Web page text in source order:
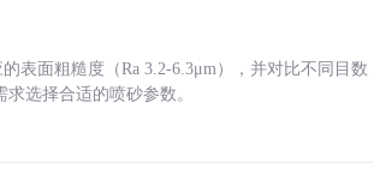
表面粗糙度（Ra 3.2-6.3μm），并对比不同目数
选择合适的喷砂参数。